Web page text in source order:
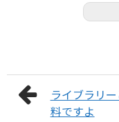
ライブラリ
料ですよ